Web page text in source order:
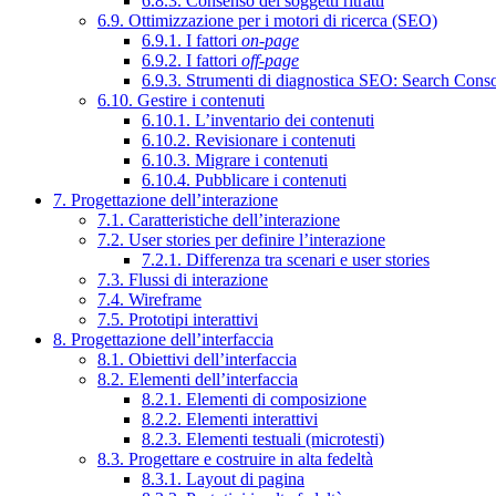
6.9. Ottimizzazione per i motori di ricerca (SEO)
6.9.1. I fattori on-page
6.9.2. I fattori off-page
6.9.3. Strumenti di diagnostica SEO: Search
6.10. Gestire i contenuti
6.10.1. L’inventario dei contenuti
6.10.2. Revisionare i contenuti
6.10.3. Migrare i contenuti
6.10.4. Pubblicare i contenuti
7. Progettazione dell’interazione
7.1. Caratteristiche dell’interazione
7.2. User stories per definire l’interazione
7.2.1. Differenza tra scenari e user stories
7.3. Flussi di interazione
7.4. Wireframe
7.5. Prototipi interattivi
8. Progettazione dell’interfaccia
8.1. Obiettivi dell’interfaccia
8.2. Elementi dell’interfaccia
8.2.1. Elementi di composizione
8.2.2. Elementi interattivi
8.2.3. Elementi testuali (microtesti)
8.3. Progettare e costruire in alta fedeltà
8.3.1. Layout di pagina